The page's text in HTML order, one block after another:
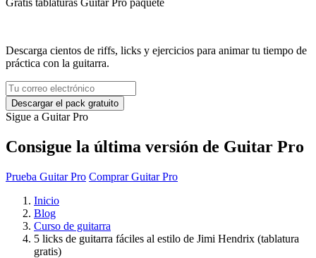
Descarga cientos de riffs, licks y ejercicios para animar tu tiempo de
práctica con la guitarra.
Sigue a Guitar Pro
Consigue la última versión de Guitar Pro
Prueba Guitar Pro Comprar Guitar Pro
Inicio
Blog
Curso de guitarra
5 licks de guitarra fáciles al estilo de Jimi Hendrix (tablatura
gratis)